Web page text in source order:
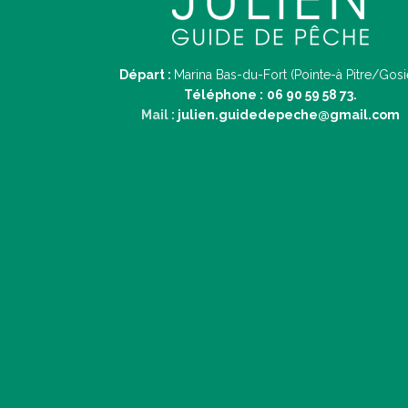
Départ : Marina Bas-du-Fort (Pointe-à Pitre/
Téléphone : 06 90 59 58 73.
Mail : julien.guidedepeche@gmail.com